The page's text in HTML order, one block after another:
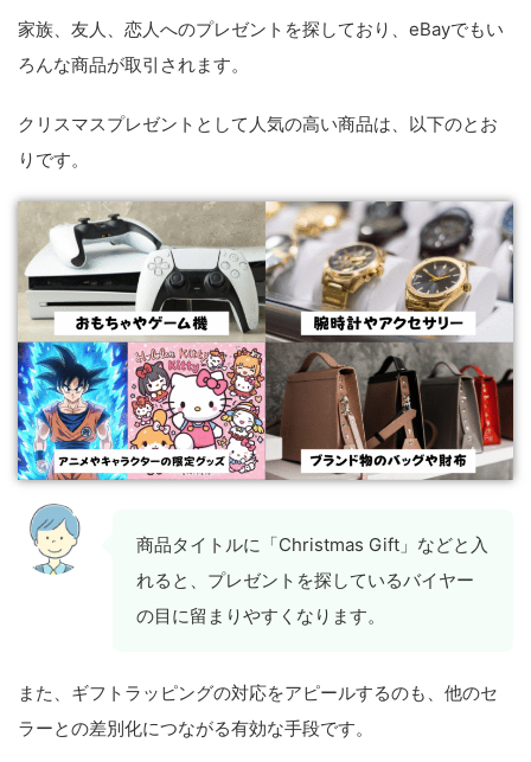
家族、友人、恋人へのプレゼントを探しており、eBayでもい
ろんな商品が取引されます。
クリスマスプレゼントとして人気の高い商品は、以下のとお
りです。
商品タイトルに「Christmas Gift」などと入
れると、プレゼントを探しているバイヤー
の目に留まりやすくなります。
また、ギフトラッピングの対応をアピールするのも、他のセ
ラーとの差別化につながる有効な手段です。